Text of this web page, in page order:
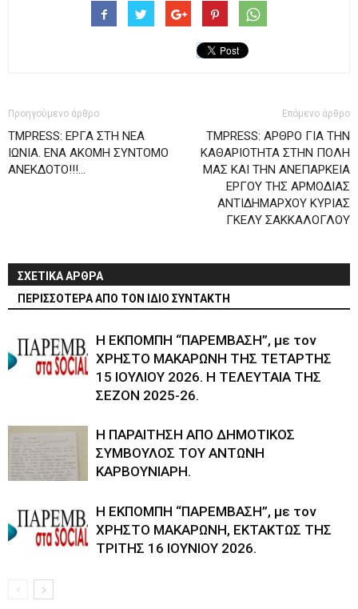
Προηγούμενο άρθρο
TMPRESS: ΕΡΓΑ ΣΤΗ ΝΕΑ
ΙΩΝΙΑ. ΕΝΑ ΑΚΟΜΗ ΣΥΝΤΟΜΟ
ΑΝΕΚΔΟΤΟ!!!…
Επόμενο άρθρο
TMPRESS: ΑΡΘΡΟ ΓΙΑ ΤΗΝ
ΚΑΘΑΡΙΟΤΗΤΑ ΣΤΗΝ ΠΟΛΗ
ΜΑΣ ΚΑΙ ΤΗΝ ΑΝΕΠΑΡΚΕΙΑ
ΕΡΓΟΥ ΤΗΣ ΑΡΜΟΔΙΑΣ
ΑΝΤΙΔΗΜΑΡΧΟΥ ΚΥΡΙΑΣ
ΓΚΕΛΥ ΣΑΚΚΑΛΟΓΛΟΥ
ΣΧΕΤΙΚΑ ΑΡΘΡΑ
ΠΕΡΙΣΣΟΤΕΡΑ ΑΠΟ ΤΟΝ ΙΔΙΟ ΣΥΝΤΑΚΤΗ
Η ΕΚΠΟΜΠΗ “ΠΑΡΕΜΒΑΣΗ”, με τον
ΧΡΗΣΤΟ ΜΑΚΑΡΩΝΗ ΤΗΣ ΤΕΤΑΡΤΗΣ
15 ΙΟΥΛΙΟΥ 2026. Η ΤΕΛΕΥΤΑΙΑ ΤΗΣ
ΣΕΖΟΝ 2025-26.
Η ΠΑΡΑΙΤΗΣΗ ΑΠΟ ΔΗΜΟΤΙΚΟΣ
ΣΥΜΒΟΥΛΟΣ ΤΟΥ ΑΝΤΩΝΗ
ΚΑΡΒΟΥΝΙΑΡΗ.
Η ΕΚΠΟΜΠΗ “ΠΑΡΕΜΒΑΣΗ”, με τον
ΧΡΗΣΤΟ ΜΑΚΑΡΩΝΗ, ΕΚΤΑΚΤΩΣ ΤΗΣ
ΤΡΙΤΗΣ 16 ΙΟΥΝΙΟΥ 2026.